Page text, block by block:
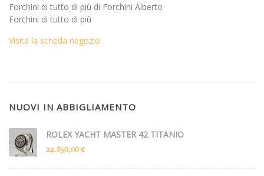
Forchini di tutto di più di Forchini Alberto
Forchini di tutto di più
Visita la scheda negozio
NUOVI IN ABBIGLIAMENTO
ROLEX YACHT MASTER 42 TITANIO
24.850,00 €